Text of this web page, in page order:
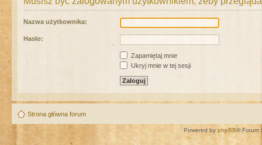
Nazwa użytkownika:
Hasło:
Zapamiętaj mnie
Ukryj mnie w tej sesji
Strona główna forum
Powered by phpBB® Forum